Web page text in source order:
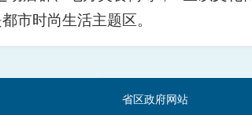
市时尚生活主题区。
省区政府网站